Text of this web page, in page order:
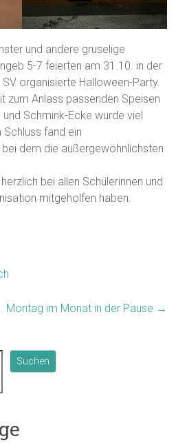
und andere gruselige
5-7 feierten am 31.10. in der
organisierte Halloween-Party.
zum Anlass passenden Speisen
Schmink-Ecke wurde viel
fand ein
dem die außergewöhnlichsten
bei allen Schülerinnen und
mitgeholfen haben.
Montag im Monat in der Pause →
Suchen